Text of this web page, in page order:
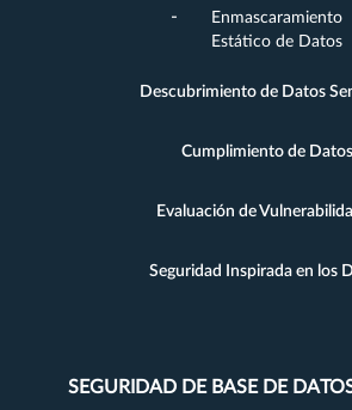
Enmascaramiento
Estático de Datos
Descubrimiento de Datos
Cumplimiento de Datos
Evaluación de
Seguridad Inspirada en los
SEGURIDAD DE BASE DE